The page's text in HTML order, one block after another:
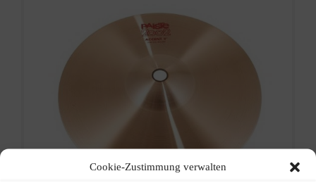
Cookie-Zustimmung verwalten